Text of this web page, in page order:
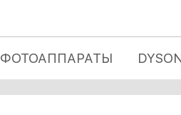
ФОТОАППАРАТЫ